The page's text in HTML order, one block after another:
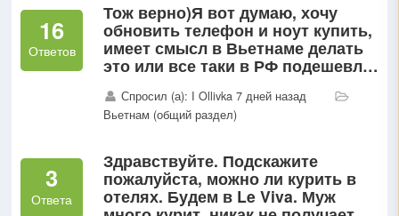
16
Ответов
Тож верно)Я вот думаю, хочу
обновить телефон и ноут купить,
имеет смысл в Вьетнаме делать
это или все таки в РФ подешевле
Спросил (а): I Ollivka 7 дней назад
Вьетнам (общий раздел)
3
Ответа
Здравствуйте. Подскажите
пожалуйста, можно ли курить в
отелях. Будем в Le Viva. Муж